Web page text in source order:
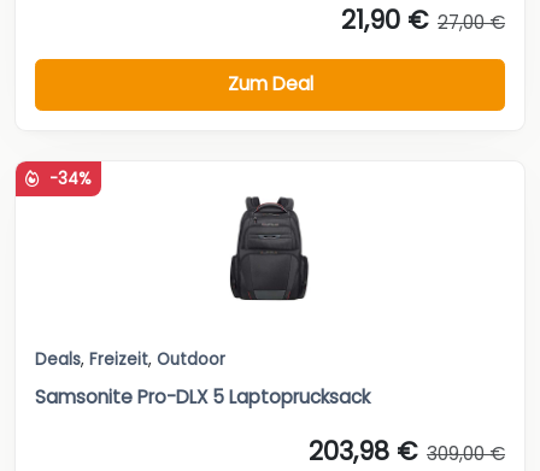
21,90 € 27,00 €
Zum Deal
-34%
Deals, Freizeit, Outdoor
Samsonite Pro-DLX 5 Laptoprucksack
203,98 € 309,00 €